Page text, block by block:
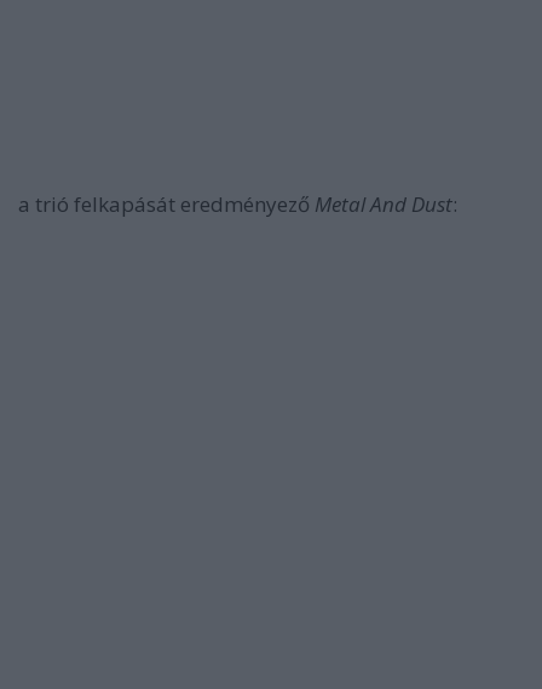
a trió felkapását eredményező Metal And Dust: